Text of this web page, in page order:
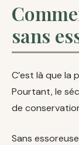
sans
C’est là que la
Pourtant, le
de
Sans